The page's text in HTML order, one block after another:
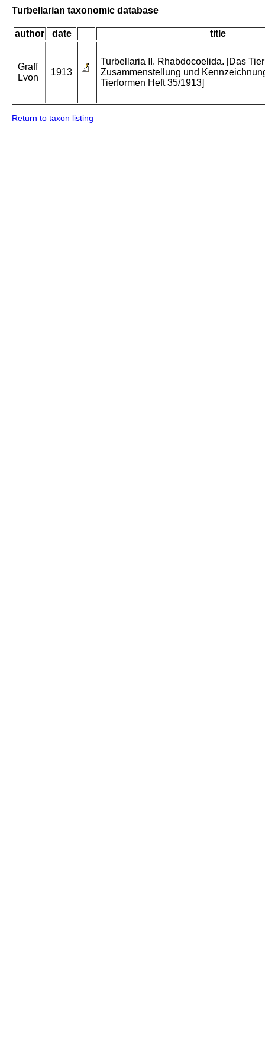
Turbellarian taxonomic database
author date title
Graff
Lvon
1913
Turbellaria II. Rhabdocoelida. [Das
Zusammenstellung und
Tierformen Heft 35/1913]
Return to taxon listing